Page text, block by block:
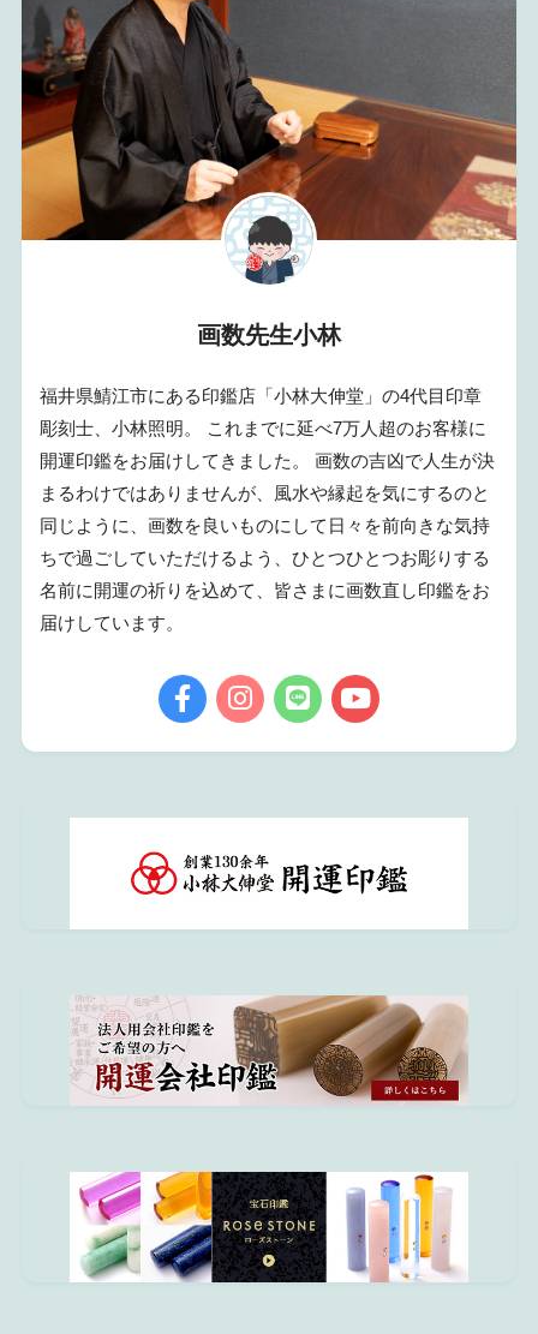
画数先生小林
福井県鯖江市にある印鑑店「小林大伸堂」の4代目印章
彫刻士、小林照明。 これまでに延べ7万人超のお客様に
開運印鑑をお届けしてきました。 画数の吉凶で人生が決
まるわけではありませんが、風水や縁起を気にするのと
同じように、画数を良いものにして日々を前向きな気持
ちで過ごしていただけるよう、ひとつひとつお彫りする
名前に開運の祈りを込めて、皆さまに画数直し印鑑をお
届けしています。